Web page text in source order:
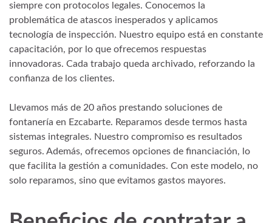
siempre con protocolos legales. Conocemos la
problemática de atascos inesperados y aplicamos
tecnología de inspección. Nuestro equipo está en constante
capacitación, por lo que ofrecemos respuestas
innovadoras. Cada trabajo queda archivado, reforzando la
confianza de los clientes.
Llevamos más de 20 años prestando soluciones de
fontanería en Ezcabarte. Reparamos desde termos hasta
sistemas integrales. Nuestro compromiso es resultados
seguros. Además, ofrecemos opciones de financiación, lo
que facilita la gestión a comunidades. Con este modelo, no
solo reparamos, sino que evitamos gastos mayores.